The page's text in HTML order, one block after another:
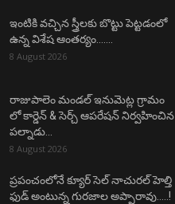
ఇంటికి వచ్చిన స్త్రీలకు బొట్టు పెట్టడంలో
ఉన్న విశేష ఆంతర్యం…….
8 August 2026
రాజుపాలెం మండల్ ఇనుమెట్ల గ్రామం
లో కార్డెన్ & సెర్చ్ ఆపరేషన్ నిర్వహించిన
పల్నాడు...
8 August 2026
ప్రపంచంలోనే క్యూర్ సెల్ నాచురల్ హెల్తి
ఫుడ్ అంటున్న గురజాల అప్పారావు…..!